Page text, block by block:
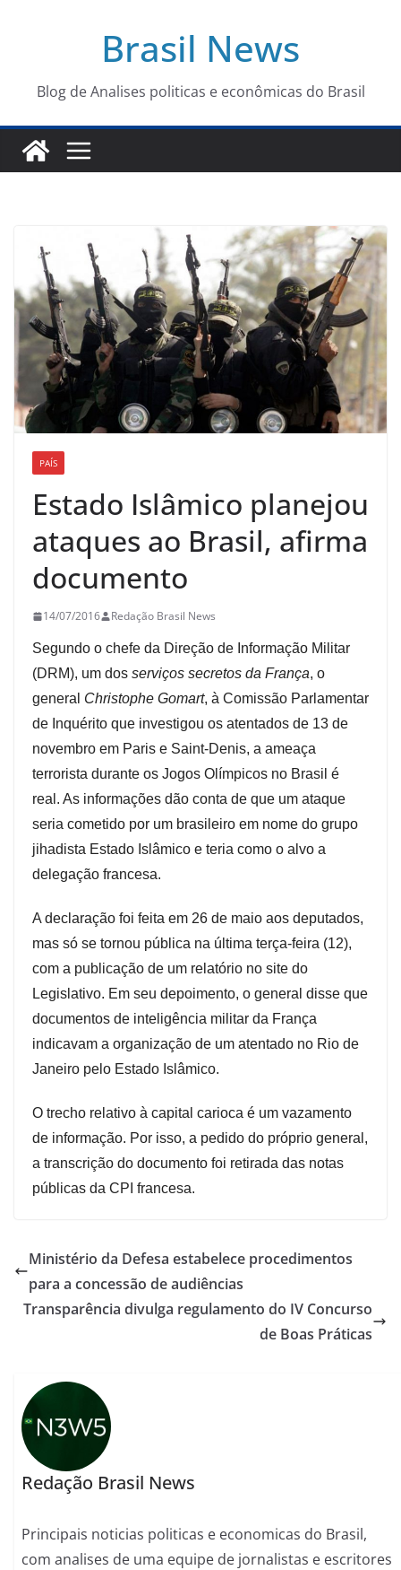
conteúdo
Brasil News
Blog de Analises politicas e econômicas do Brasil
PAÍS
Estado Islâmico planejou
ataques ao Brasil, afirma
documento
14/07/2016 Redação Brasil News
Segundo o chefe da Direção de Informação Militar
(DRM), um dos serviços secretos da França, o
general Christophe Gomart, à Comissão Parlamentar
de Inquérito que investigou os atentados de 13 de
novembro em Paris e Saint-Denis, a ameaça
terrorista durante os Jogos Olímpicos no Brasil é
real. As informações dão conta de que um ataque
seria cometido por um brasileiro em nome do grupo
jihadista Estado Islâmico e teria como o alvo a
delegação francesa.
A declaração foi feita em 26 de maio aos deputados,
mas só se tornou pública na última terça-feira (12),
com a publicação de um relatório no site do
Legislativo. Em seu depoimento, o general disse que
documentos de inteligência militar da França
indicavam a organização de um atentado no Rio de
Janeiro pelo Estado Islâmico.
O trecho relativo à capital carioca é um vazamento
de informação. Por isso, a pedido do próprio general,
a transcrição do documento foi retirada das notas
públicas da CPI francesa.
Ministério da Defesa estabelece procedimentos
para a concessão de audiências
Transparência divulga regulamento do IV Concurso
de Boas Práticas
Redação Brasil News
Principais noticias politicas e economicas do Brasil,
com analises de uma equipe de jornalistas e escritores